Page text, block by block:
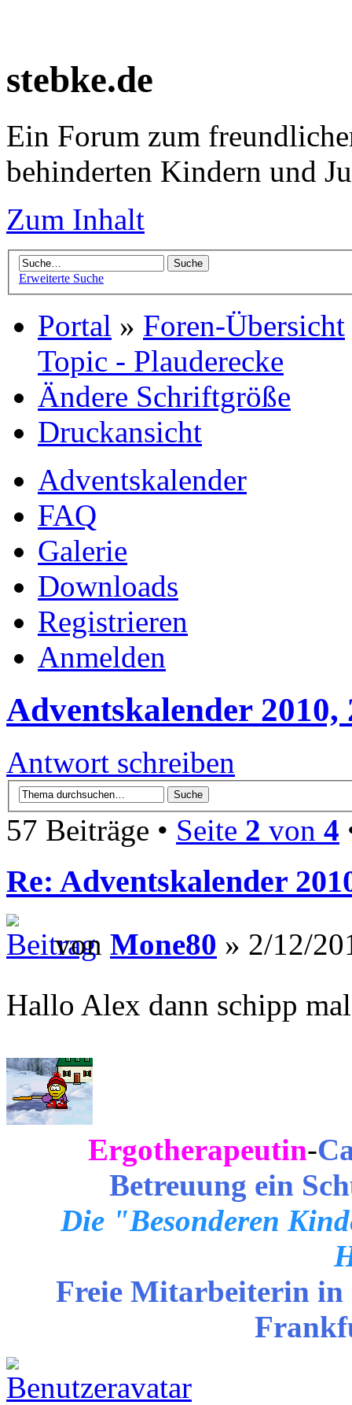
stebke.de
Ein Forum zum
behinderten Kindern und
Zum Inhalt
Erweiterte Suche
Portal » Foren-Übersicht
Topic - Plauderecke
Ändere Schriftgröße
Druckansicht
Adventskalender
FAQ
Galerie
Downloads
Registrieren
Anmelden
Adventskalender 2010,
Antwort schreiben
57 Beiträge • Seite 2 von 4
Re: Adventskalender
von Mone80 » 2/12/
Hallo Alex dann schipp
Ergotherapeutin-
Betreuung ein
Die "Besonderen
Freie Mitarbeiterin in